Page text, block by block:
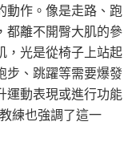
動作。像是走路、跑
都離不開臀大肌的參
，光是從椅子上站起
步、跳躍等需要爆發
運動表現或進行功能
練也強調了這一